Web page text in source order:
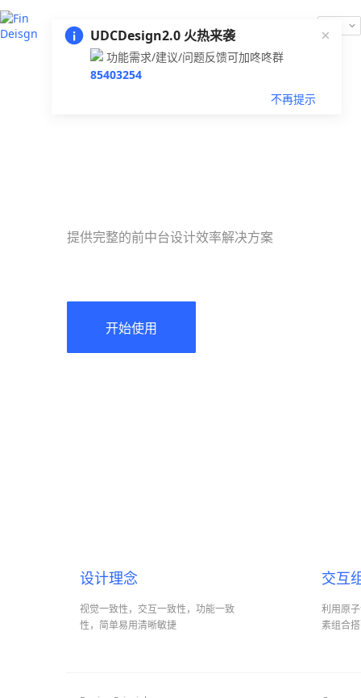
组件
案例
提供完整的前中台设计效率解决方案
开始使用
设计理念
视觉一致性，交互一致性，功能一致
性，简单易用清晰敏捷
交互
利用原
素组合
UDCDesign2.0 火热来袭
功能需求/建议/问题反馈可加咚咚群
85403254
不再提示